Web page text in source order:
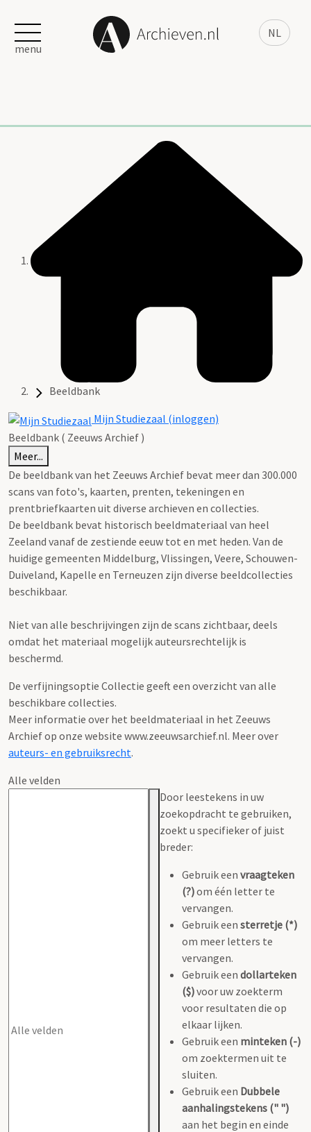
NL
menu
Beeldbank
Mijn Studiezaal (inloggen)
Beeldbank ( Zeeuws Archief )
Meer...
De beeldbank van het Zeeuws Archief bevat meer dan 300.000
scans van foto's, kaarten, prenten, tekeningen en
prentbriefkaarten uit diverse archieven en collecties.
De beeldbank bevat historisch beeldmateriaal van heel
Zeeland vanaf de zestiende eeuw tot en met heden. Van de
huidige gemeenten Middelburg, Vlissingen, Veere, Schouwen-
Duiveland, Kapelle en Terneuzen zijn diverse beeldcollecties
beschikbaar.
Niet van alle beschrijvingen zijn de scans zichtbaar, deels
omdat het materiaal mogelijk auteursrechtelijk is
beschermd.
De verfijningsoptie Collectie geeft een overzicht van alle
beschikbare collecties.
Meer informatie over het beeldmateriaal in het Zeeuws
Archief op onze website www.zeeuwsarchief.nl. Meer over
auteurs- en gebruiksrecht.
Alle velden
Door leestekens in uw
zoekopdracht te gebruiken,
zoekt u specifieker of juist
breder:
Gebruik een vraagteken
(?)om één letter te
vervangen.
Gebruik een sterretje (*)
om meer letters te
vervangen.
Gebruik een dollarteken
($)voor uw zoekterm
voor resultaten die op
elkaar lijken.
Gebruik een minteken (-)
om zoektermen uit te
sluiten.
Gebruik een Dubbele
aanhalingstekens (" ")
aan het begin en einde